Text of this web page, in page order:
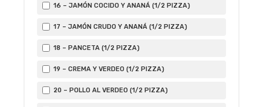
16 – JAMÓN COCIDO Y ANANÁ (1/2 PIZZA)
17 – JAMÓN CRUDO Y ANANÁ (1/2 PIZZA)
18 – PANCETA (1/2 PIZZA)
19 – CREMA Y VERDEO (1/2 PIZZA)
20 – POLLO AL VERDEO (1/2 PIZZA)